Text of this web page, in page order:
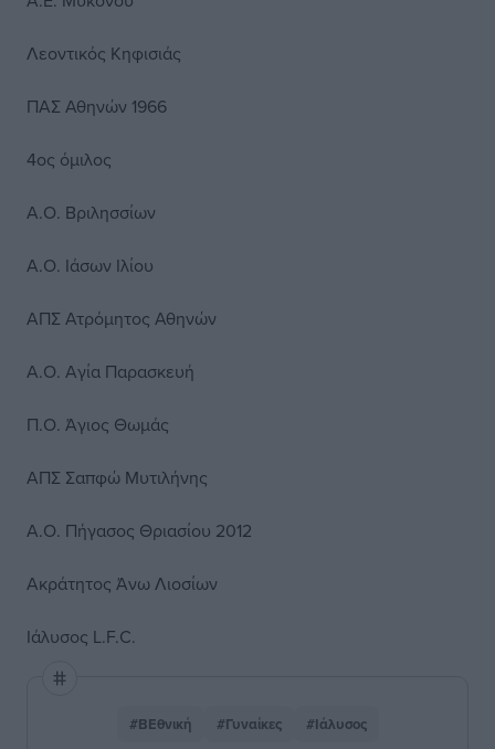
Λεοντικός Κηφισιάς
ΠΑΣ Αθηνών 1966
4ος όμιλος
Α.Ο. Βριλησσίων
Α.Ο. Ιάσων Ιλίου
ΑΠΣ Ατρόμητος Αθηνών
Α.Ο. Αγία Παρασκευή
Π.Ο. Άγιος Θωμάς
ΑΠΣ Σαπφώ Μυτιλήνης
Α.Ο. Πήγασος Θριασίου 2012
Ακράτητος Άνω Λιοσίων
Ιάλυσος L.F.C.
#ΒΕθνική #Γυναίκες #Ιάλυσος